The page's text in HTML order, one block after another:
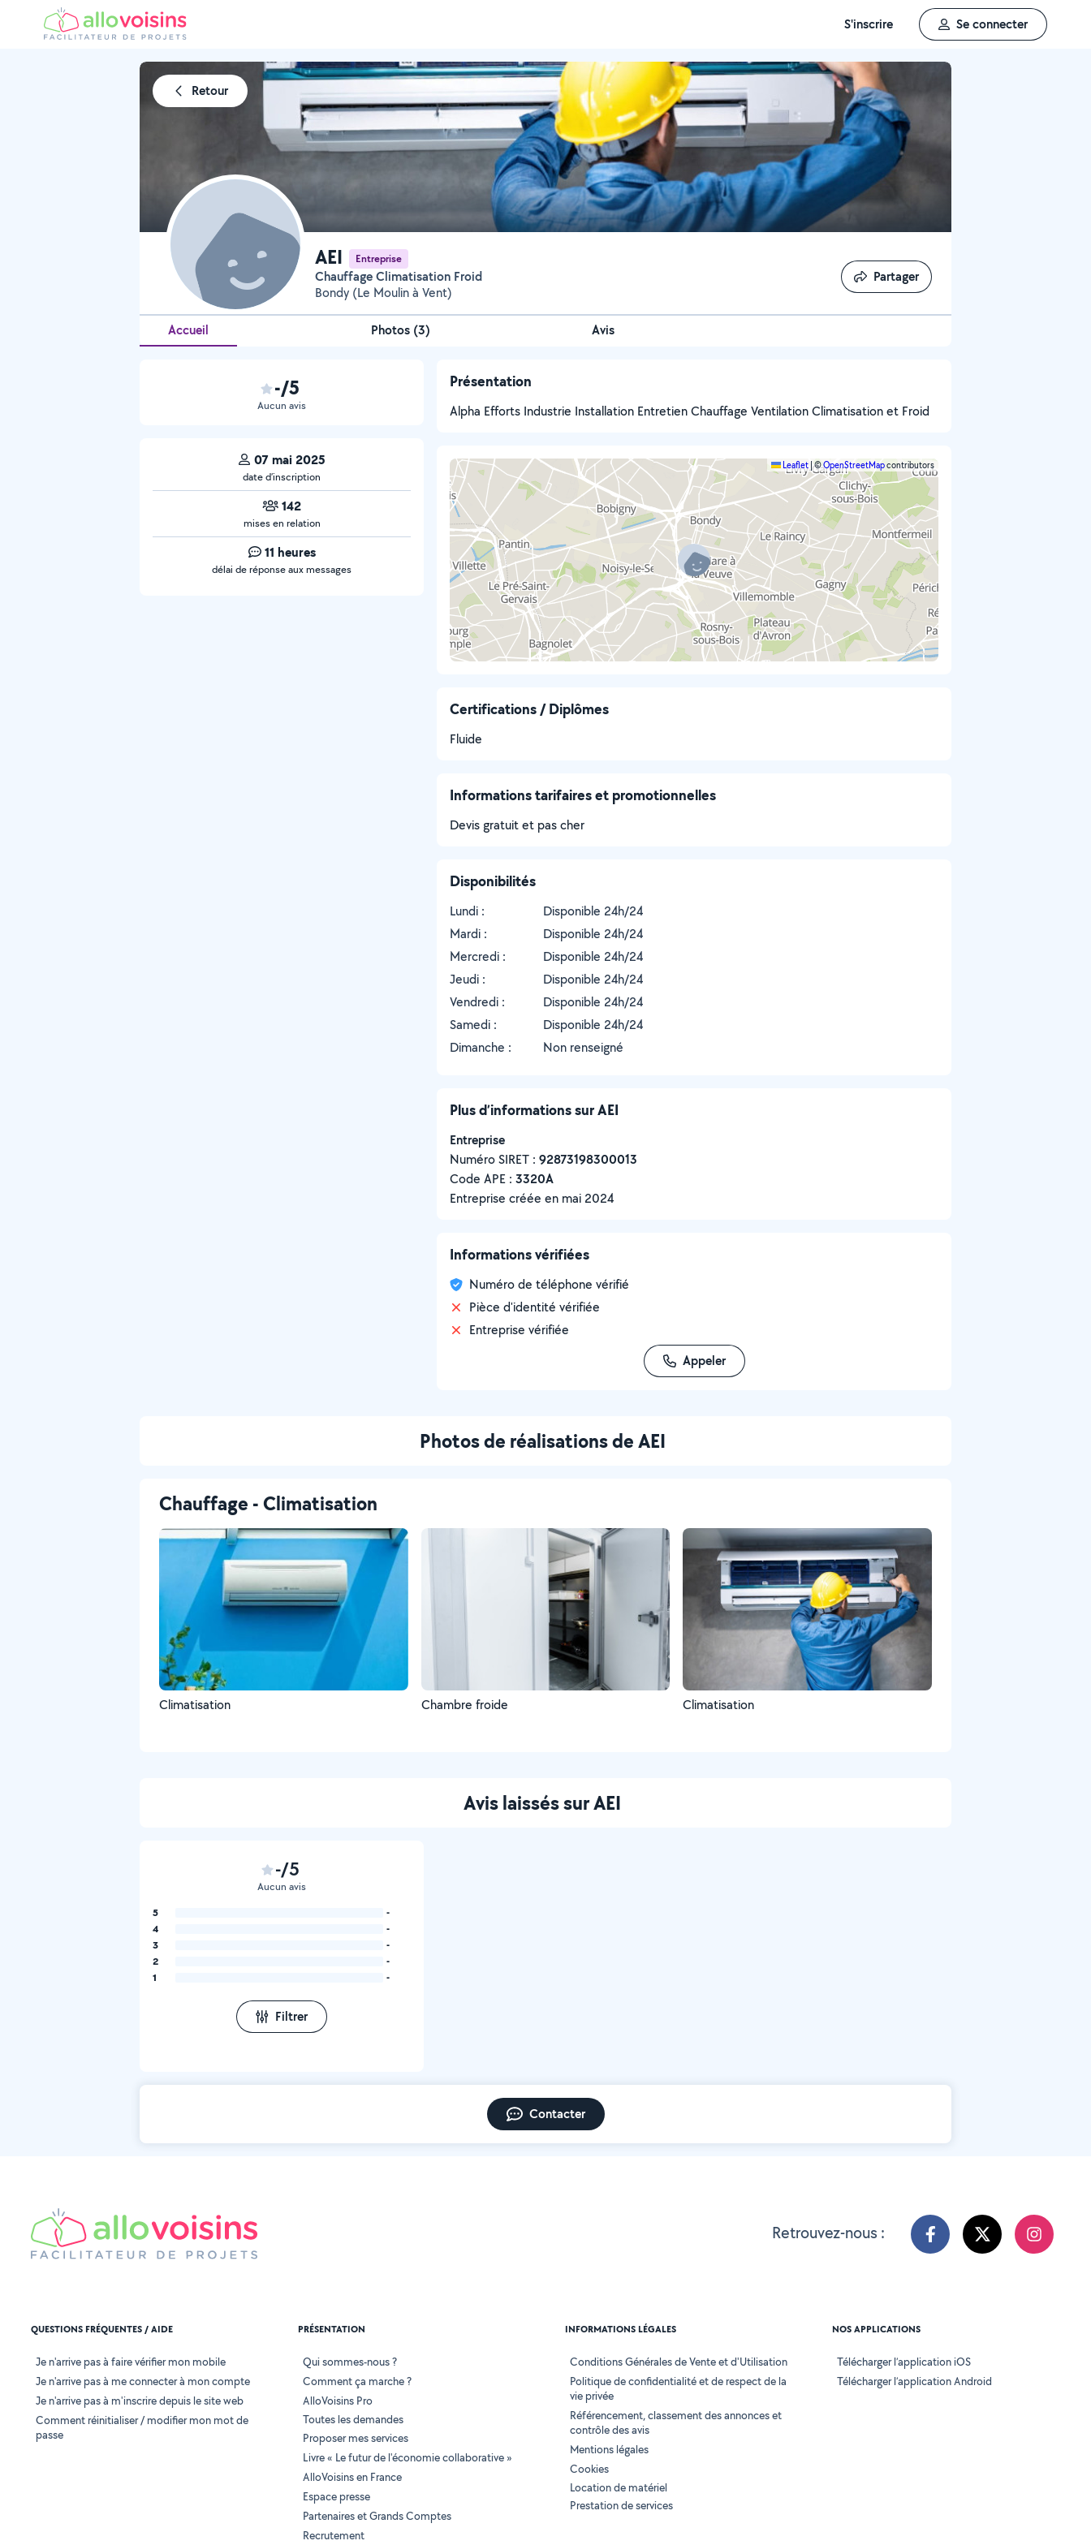
S'inscrire Se connecter
Retour
AEI Entreprise
Chauffage Climatisation Froid
Bondy (Le Moulin à Vent)
Partager
Partager
Accueil Photos (3) Avis
-/5
Aucun avis
07 mai 2025
date d’inscription
142
mises en relation
11 heures
délai de réponse aux messages
Présentation
Alpha Efforts Industrie Installation Entretien Chauffage Ventilation Climatisation et Froid
Leaflet ©OpenStreetMapcontributors
Certifications / Diplômes
Fluide
Informations tarifaires et promotionnelles
Devis gratuit et pas cher
Disponibilités
Lundi :
Disponible 24h/24
Mardi :
Disponible 24h/24
Mercredi :
Disponible 24h/24
Jeudi :
Disponible 24h/24
Vendredi :
Disponible 24h/24
Samedi :
Disponible 24h/24
Dimanche :
Non renseigné
Plus d’informations sur AEI
Entreprise
Numéro SIRET : ‍92873198300013
Code APE : 3320A
Entreprise créée en mai 2024
Informations vérifiées
Numéro de téléphone vérifié
Pièce d'identité vérifiée
Entreprise vérifiée
Appeler
Photos de réalisations de AEI
Chauffage - Climatisation
Climatisation Chambre froide Climatisation
Avis laissés sur AEI
-/5
Aucun avis
5
-
4
-
3
-
2
-
1
-
Filtrer
Contacter
Retrouvez-nous :
QUESTIONS FRÉQUENTES / AIDE
Je n'arrive pas à faire vérifier mon mobile
Je n'arrive pas à me connecter à mon compte
Je n'arrive pas à m'inscrire depuis le site web
Comment réinitialiser / modifier mon mot de
passe
PRÉSENTATION
Qui sommes-nous ?
Comment ça marche ?
AlloVoisins Pro
Toutes les demandes
Proposer mes services
Livre « Le futur de l'économie collaborative »
AlloVoisins en France
Espace presse
Partenaires et Grands Comptes
Recrutement
INFORMATIONS LÉGALES
Conditions Générales de Vente et d'Utilisation
Politique de confidentialité et de respect de la
vie privée
Référencement, classement des annonces et
contrôle des avis
Mentions légales
Cookies
Location de matériel
Prestation de services
NOS APPLICATIONS
Télécharger l’application iOS
Télécharger l’application Android